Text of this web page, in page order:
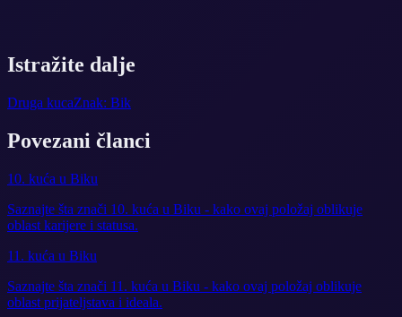
Istražite dalje
Druga kucaZnak: Bik
Povezani članci
10. kuća u Biku
Saznajte šta znači 10. kuća u Biku - kako ovaj položaj oblikuje
oblast karijere i statusa.
11. kuća u Biku
Saznajte šta znači 11. kuća u Biku - kako ovaj položaj oblikuje
oblast prijateljstava i ideala.